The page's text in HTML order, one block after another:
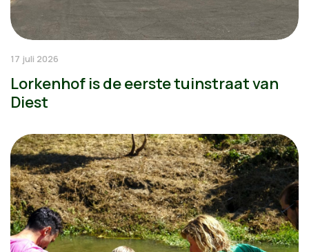
17 juli 2026
Lorkenhof is de eerste tuinstraat van
Diest